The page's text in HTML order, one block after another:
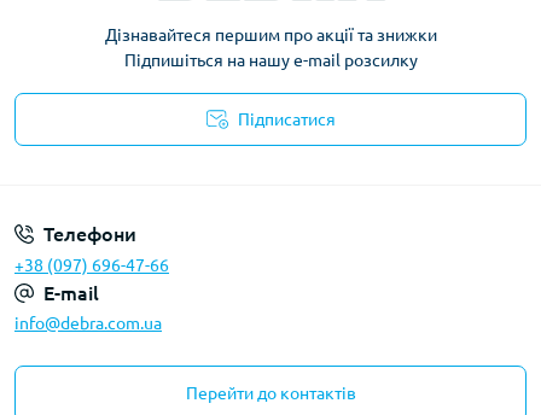
Дізнавайтеся першим про акції та знижки
Підпишіться на нашу e-mail розсилку
Підписатися
Телефони
+38 (097) 696-47-66
E-mail
info@debra.com.ua
Перейти до контактів